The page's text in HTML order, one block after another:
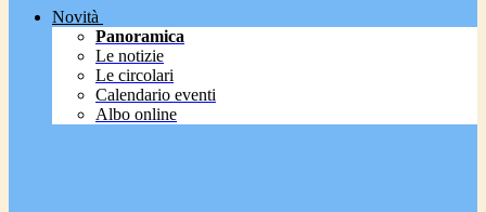
Novità
Panoramica
Le notizie
Le circolari
Calendario eventi
Albo online